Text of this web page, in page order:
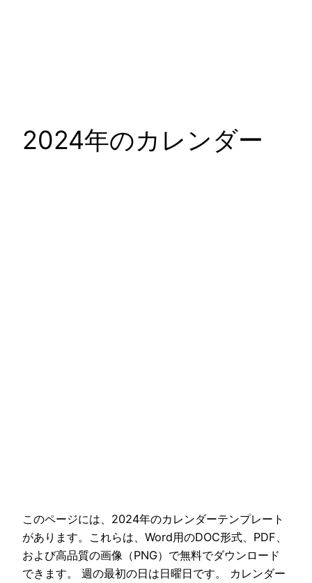
2024年のカレンダー
このページには、2024年のカレンダーテンプレート
があります。これらは、Word用のDOC形式、PDF、
および高品質の画像（PNG）で無料でダウンロード
できます。 週の最初の日は日曜日です。 カレンダー